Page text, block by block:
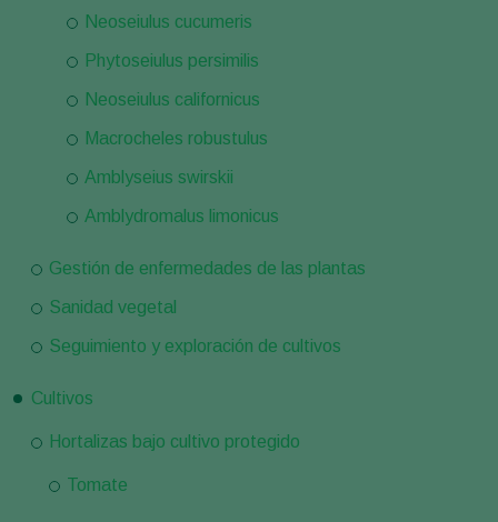
Neoseiulus cucumeris
Phytoseiulus persimilis
Neoseiulus californicus
Macrocheles robustulus
Amblyseius swirskii
Amblydromalus limonicus
Gestión de enfermedades de las plantas
Sanidad vegetal
Seguimiento y exploración de cultivos
Cultivos
Hortalizas bajo cultivo protegido
Tomate